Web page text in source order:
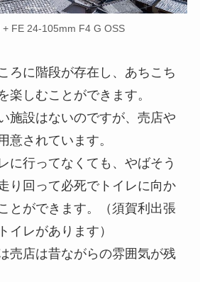
+ FE 24-105mm F4 G OSS
ろに階段が存在し、あちこち
楽しむことができます。
施設はないのですが、売店や
意されています。
に行ってなくても、やばそう
り回って必死でトイレに向か
とができます。（須賀利出張
イレがあります）
売店は昔ながらの雰囲気が残